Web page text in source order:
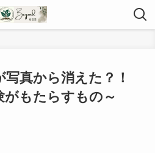
写真から消えた？！
がもたらすもの～